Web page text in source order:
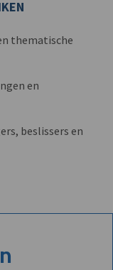
thematische
en
beslissers en